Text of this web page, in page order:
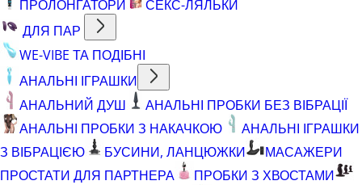
ПРОЛОНГАТОРИ
СЕКС-ЛЯЛЬКИ
ДЛЯ ПАР
WE-VIBE ТА ПОДІБНІ
АНАЛЬНІ ІГРАШКИ
АНАЛЬНИЙ ДУШ
АНАЛЬНІ ПРОБКИ БЕЗ ВІБРАЦІЇ
АНАЛЬНІ ПРОБКИ З НАКАЧКОЮ
АНАЛЬНІ ІГРАШКИ
З ВІБРАЦІЄЮ
БУСИНИ, ЛАНЦЮЖКИ
МАСАЖЕРИ
ПРОСТАТИ ДЛЯ ПАРТНЕРА
ПРОБКИ З ХВОСТАМИ